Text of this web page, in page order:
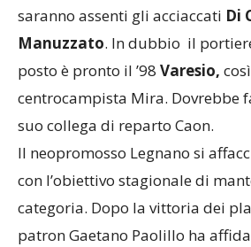
saranno assenti gli acciaccati Di
Manuzzato. In dubbio il
posto è pronto il ’98 Varesio,
centrocampista Mira. Dovrebbe
suo collega di reparto Caon.
Il neopromosso Legnano si
con l’obiettivo stagionale di
categoria. Dopo la vittoria dei
patron Gaetano Paolillo ha